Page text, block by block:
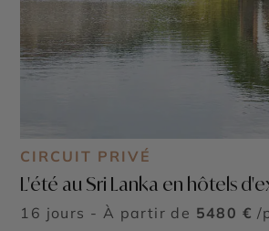
CIRCUIT PRIVÉ
L'été au Sri Lanka en hôtels
16 jours - À partir de 5480 € /